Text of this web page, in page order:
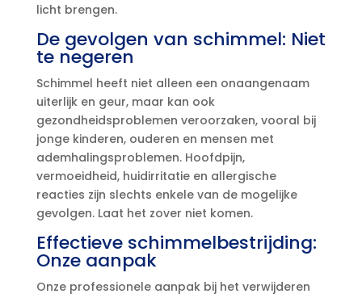
licht brengen.​
De gevolgen van schimmel: Niet
te negeren
Schimmel heeft niet alleen een onaangenaam
uiterlijk en geur, maar kan ook
gezondheidsproblemen veroorzaken, vooral bij
jonge kinderen, ouderen en mensen met
ademhalingsproblemen.​ Hoofdpijn,
vermoeidheid, huidirritatie en allergische
reacties zijn slechts enkele van de mogelijke
gevolgen.​ Laat het zover niet komen.​
Effectieve schimmelbestrijding:
Onze aanpak
Onze professionele aanpak bij het verwijderen